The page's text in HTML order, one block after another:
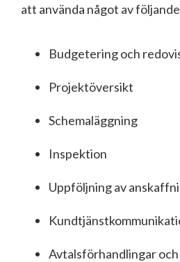
att använda något av
Budgetering och
Projektöversikt
Schemaläggning
Inspektion
Uppföljning av
Avtalsförhandlingar och